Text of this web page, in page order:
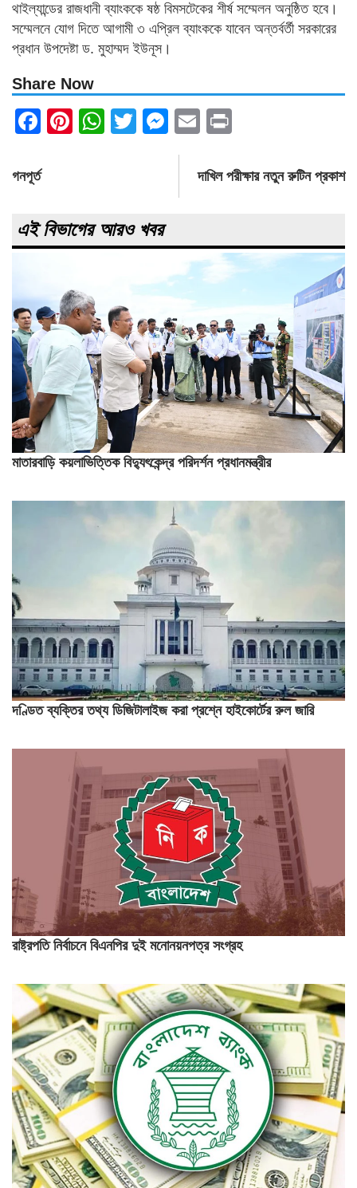
থাইল্যান্ডের রাজধানী ব্যাংককে ষষ্ঠ বিমসটেকের শীর্ষ সম্মেলন অনুষ্ঠিত হবে।
সম্মেলনে যোগ দিতে আগামী ৩ এপ্রিল ব্যাংককে যাবেন অন্তর্বর্তী সরকারের
প্রধান উপদেষ্টা ড. মুহাম্মদ ইউনূস।
Share Now
Facebook
Pinterest
WhatsApp
TwitterMessenger
Email
Post
navigation
গনপূর্ত দাখিল পরীক্ষার নতুন রুটিন প্রকাশ
এই বিভাগের আরও খবর
মাতারবাড়ি কয়লাভিত্তিক বিদ্যুৎকেন্দ্র পরিদর্শন প্রধানমন্ত্রীর
দণ্ডিত ব্যক্তির তথ্য ডিজিটালাইজ করা প্রশ্নে হাইকোর্টের রুল জারি
রাষ্ট্রপতি নির্বাচনে বিএনপির দুই মনোনয়নপত্র সংগ্রহ